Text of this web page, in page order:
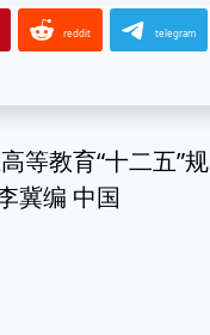
reddit telegram
等教育“十二五”规
冀编 中国